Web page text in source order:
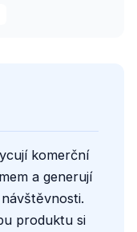
komerční
a generují
produktu si